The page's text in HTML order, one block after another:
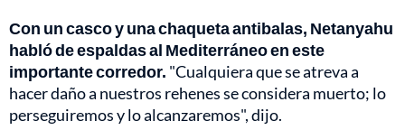
Con un casco y una chaqueta antibalas, Netanyahu
habló de espaldas al Mediterráneo en este
importante corredor. "Cualquiera que se atreva a
hacer daño a nuestros rehenes se considera muerto; lo
perseguiremos y lo alcanzaremos", dijo.